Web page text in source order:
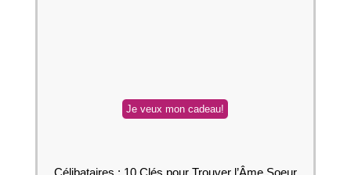
Célibataires : 10 Clés pour Trouver l’Âme Soeur